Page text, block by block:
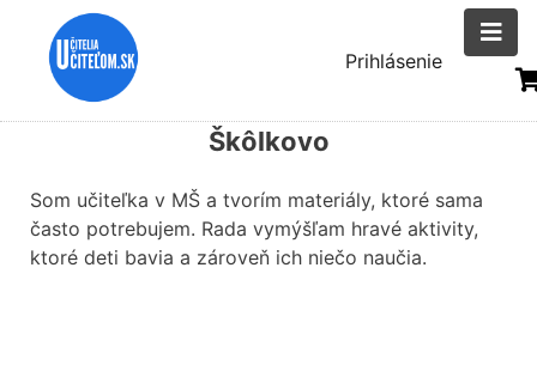
Menu
účtu
Prihlásenie
Škôlkovo
Som učiteľka v MŠ a tvorím materiály, ktoré sama
často potrebujem. Rada vymýšľam hravé aktivity,
ktoré deti bavia a zároveň ich niečo naučia.